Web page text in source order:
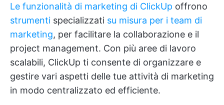
Le funzionalità di marketing di ClickUp offrono
strumenti specializzati su misura per i team di
marketing, per facilitare la collaborazione e il
project management. Con più aree di lavoro
scalabili, ClickUp ti consente di organizzare e
gestire vari aspetti delle tue attività di marketing
in modo centralizzato ed efficiente.